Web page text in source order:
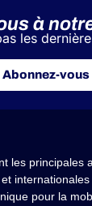
à
les
Abonnez-vous
les principales
pour la